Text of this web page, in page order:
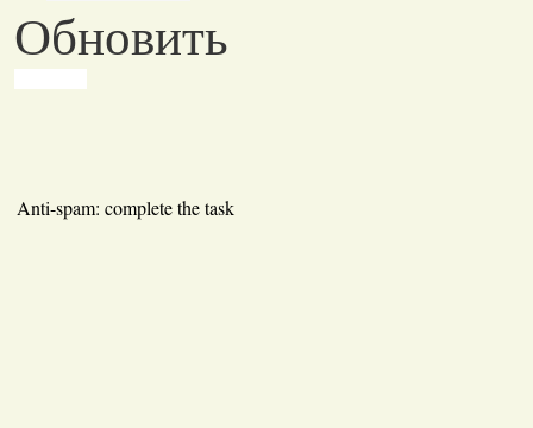
Обновить
Anti-spam: complete the task